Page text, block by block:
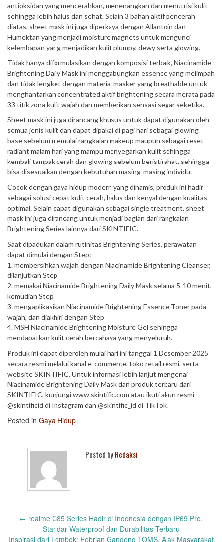
antioksidan yang mencerahkan, menenangkan dan menutrisi kulit
sehingga lebih halus dan sehat. Selain 3 bahan aktif pencerah
diatas, sheet mask ini juga diperkaya dengan Allantoin dan
Humektan yang menjadi moisture magnets untuk mengunci
kelembapan yang menjadikan kulit plumpy, dewy serta glowing.
Tidak hanya diformulasikan dengan komposisi terbaik, Niacinamide
Brightening Daily Mask ini menggabungkan essence yang melimpah
dan tidak lengket dengan material masker yang breathable untuk
menghantarkan concentrated aktif brightening secara merata pada
33 titik zona kulit wajah dan memberikan sensasi segar seketika.
Sheet mask ini juga dirancang khusus untuk dapat digunakan oleh
semua jenis kulit dan dapat dipakai di pagi hari sebagai glowing
base sebelum memulai rangkaian makeup maupun sebagai reset
radiant malam hari yang mampu menyegarkan kulit sehingga
kembali tampak cerah dan glowing sebelum beristirahat, sehingga
bisa disesuaikan dengan kebutuhan masing-masing individu.
Cocok dengan gaya hidup modern yang dinamis, produk ini hadir
sebagai solusi cepat kulit cerah, halus dan kenyal dengan kualitas
optimal. Selain dapat digunakan sebagai single treatment, sheet
mask ini juga dirancang untuk menjadi bagian dari rangkaian
Brightening Series lainnya dari SKINTIFIC.
Saat dipadukan dalam rutinitas Brightening Series, perawatan
dapat dimulai dengan Step:
1. membersihkan wajah dengan Niacinamide Brightening Cleanser,
dilanjutkan Step
2. memakai Niacinamide Brightening Daily Mask selama 5-10 menit,
kemudian Step
3. mengaplikasikan Niacinamide Brightening Essence Toner pada
wajah, dan diakhiri dengan Step
4. MSH Niacinamide Brightening Moisture Gel sehingga
mendapatkan kulit cerah bercahaya yang menyeluruh.
Produk ini dapat diperoleh mulai hari ini tanggal 1 Desember 2025
secara resmi melalui kanal e-commerce, toko retail resmi, serta
website SKINTIFIC. Untuk informasi lebih lanjut mengenai
Niacinamide Brightening Daily Mask dan produk terbaru dari
SKINTIFIC, kunjungi www.skintific.com atau ikuti akun resmi
@skintificid di Instagram dan @skintific_id di TikTok.
Posted in Gaya Hidup
Posted byRedaksi
Post
navigation
← realme C85 Series Hadir di Indonesia dengan IP69 Pro,
Standar Waterproof dan Durabilitas Terbaru
Inspirasi dari Lombok: Febrian Gandeng TOMS, Ajak Masyarakat